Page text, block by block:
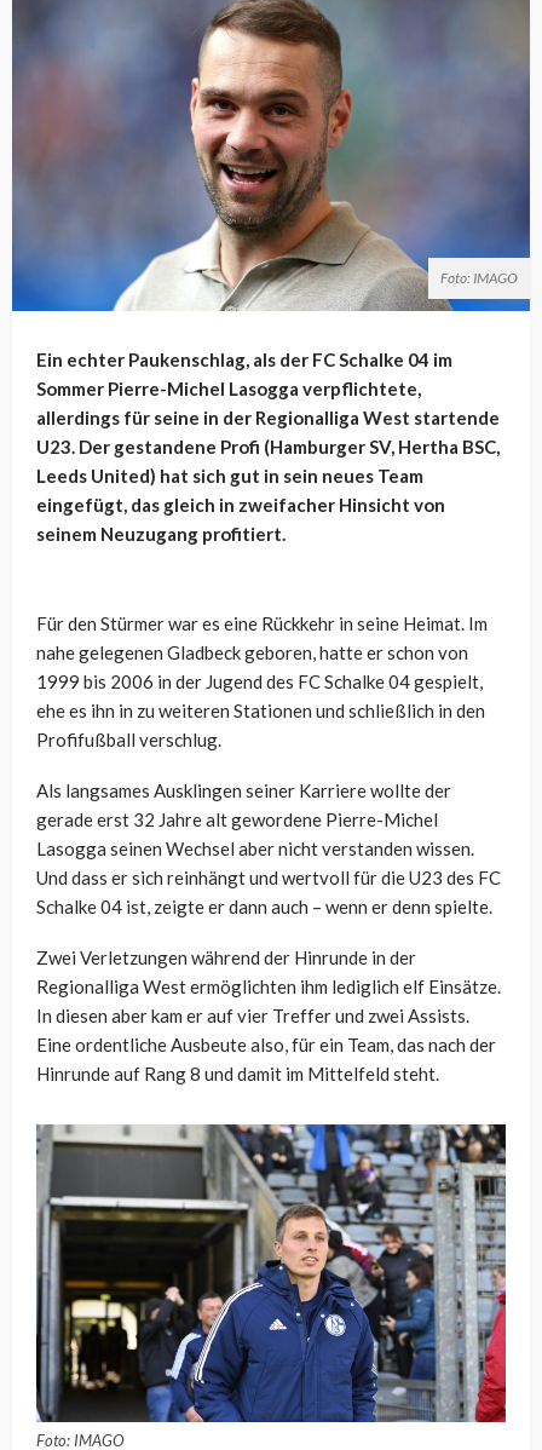
Foto: IMAGO
Ein echter Paukenschlag, als der FC Schalke 04 im
Sommer Pierre-Michel Lasogga verpflichtete,
allerdings für seine in der Regionalliga West startende
U23. Der gestandene Profi (Hamburger SV, Hertha BSC,
Leeds United) hat sich gut in sein neues Team
eingefügt, das gleich in zweifacher Hinsicht von
seinem Neuzugang profitiert.
Für den Stürmer war es eine Rückkehr in seine Heimat. Im
nahe gelegenen Gladbeck geboren, hatte er schon von
1999 bis 2006 in der Jugend des FC Schalke 04 gespielt,
ehe es ihn in zu weiteren Stationen und schließlich in den
Profifußball verschlug.
Als langsames Ausklingen seiner Karriere wollte der
gerade erst 32 Jahre alt gewordene Pierre-Michel
Lasogga seinen Wechsel aber nicht verstanden wissen.
Und dass er sich reinhängt und wertvoll für die U23 des FC
Schalke 04 ist, zeigte er dann auch – wenn er denn spielte.
Zwei Verletzungen während der Hinrunde in der
Regionalliga West ermöglichten ihm lediglich elf Einsätze.
In diesen aber kam er auf vier Treffer und zwei Assists.
Eine ordentliche Ausbeute also, für ein Team, das nach der
Hinrunde auf Rang 8 und damit im Mittelfeld steht.
Foto: IMAGO